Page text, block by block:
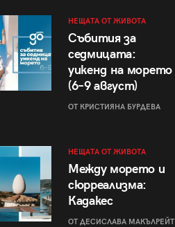
НЕЩАТА ОТ ЖИВОТА
Събития за
седмицата:
уикенд на морето
(6–9 август)
ОТ КРИСТИЯНА БУРДЕВА
НЕЩАТА ОТ ЖИВОТА
Между морето и
сюрреализма:
Кадакес
ОТ ДЕСИСЛАВА МАКЪЛРЕЙТ